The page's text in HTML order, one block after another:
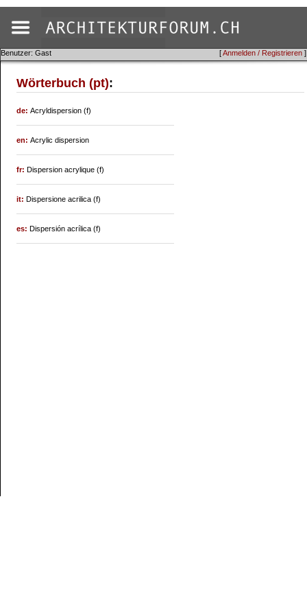
[Anmelden / Registrieren ]
Benutzer: Gast
Wörterbuch (pt):
de:Acryldispersion (f)
en:Acrylic dispersion
fr:Dispersion acrylique (f)
it:Dispersione acrilica (f)
es:Dispersión acrílica (f)